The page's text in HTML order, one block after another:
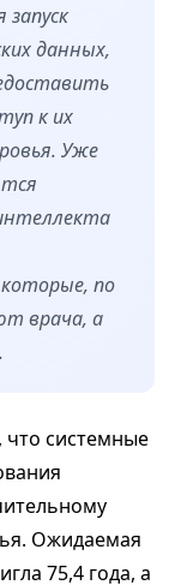
данных,
к их
Уже
которые, по
врача, а
что системные
Ожидаемая
75,4 года, а